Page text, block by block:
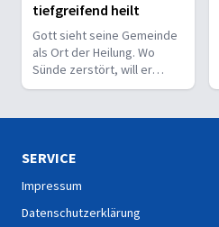
tiefgreifend heilt
Gott sieht seine Gemeinde
als Ort der Heilung. Wo
Sünde zerstört, will er
liebevoll und korrigierend
SERVICE
Impressum
Datenschutzerklärung